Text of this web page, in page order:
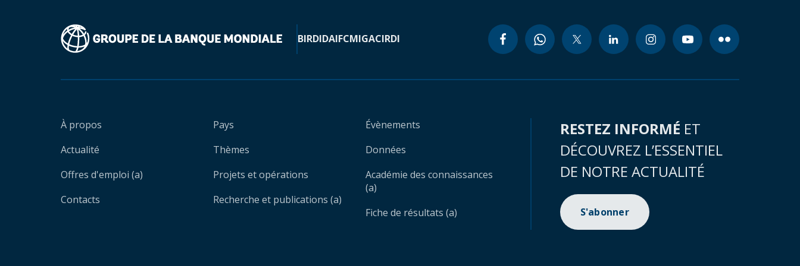
BIRDIDAIFCMIGACIRDI
À propos
Actualité
Offres d'emploi (a)
Contacts
Pays
Thèmes
Projets et opérations
Recherche et publications (a)
Évènements
Données
Académie des connaissances
(a)
Fiche de résultats (a)
RESTEZ INFORMÉ ET
DÉCOUVREZ L’ESSENTIEL
DE NOTRE ACTUALITÉ
S'abonner